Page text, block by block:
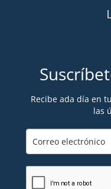
Recibe ada día en
las